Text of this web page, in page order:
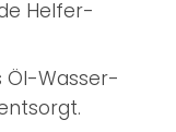
Helfer-
Öl-Wasser-